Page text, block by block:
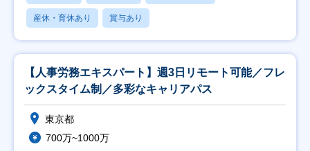
産休・育休あり 賞与あり
【人事労務エキスパート】週3日リモート可能／フレ
ックスタイム制／多彩なキャリアパス
東京都
700万~1000万